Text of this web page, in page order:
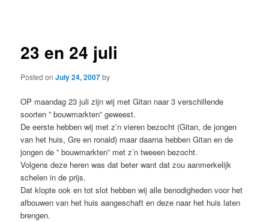
23 en 24 juli
Posted onJuly 24, 2007by
OP maandag 23 juli zijn wij met Gitan naar 3 verschillende
soorten ” bouwmarkten” geweest.
De eerste hebben wij met z’n vieren bezocht (Gitan, de jongen
van het huis, Gre en ronald) maar daarna hebben Gitan en de
jongen de ” bouwmarkten” met z’n tweeen bezocht.
Volgens deze heren was dat beter want dat zou aanmerkelijk
schelen in de prijs.
Dat klopte ook en tot slot hebben wij alle benodigheden voor het
afbouwen van het huis aangeschaft en deze naar het huis laten
brengen.